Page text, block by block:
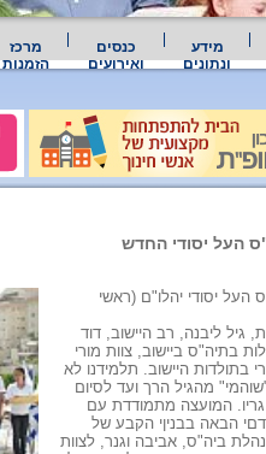
מידע
ונתונים
כנסים
ואירועים
מרכז
הזמנות
העל יסודי החדש
יסודי יהלו"ם (ראשי
ליבנה, רב היישוב, דוד
בתיה"ס ביישוב, צוות מורי
בתולדות היישוב. תלמידנו לא
מהגיל הרך ועד לסיום
המועצה מתמודדת עם
הבאה בבניןי הקבע של
ביה"ס, אביבה וגנר, לצוות